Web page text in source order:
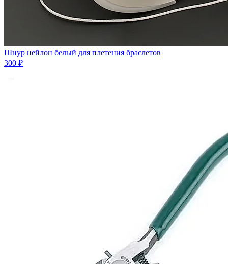
Шнур нейлон белый для плетения браслетов
300 ₽